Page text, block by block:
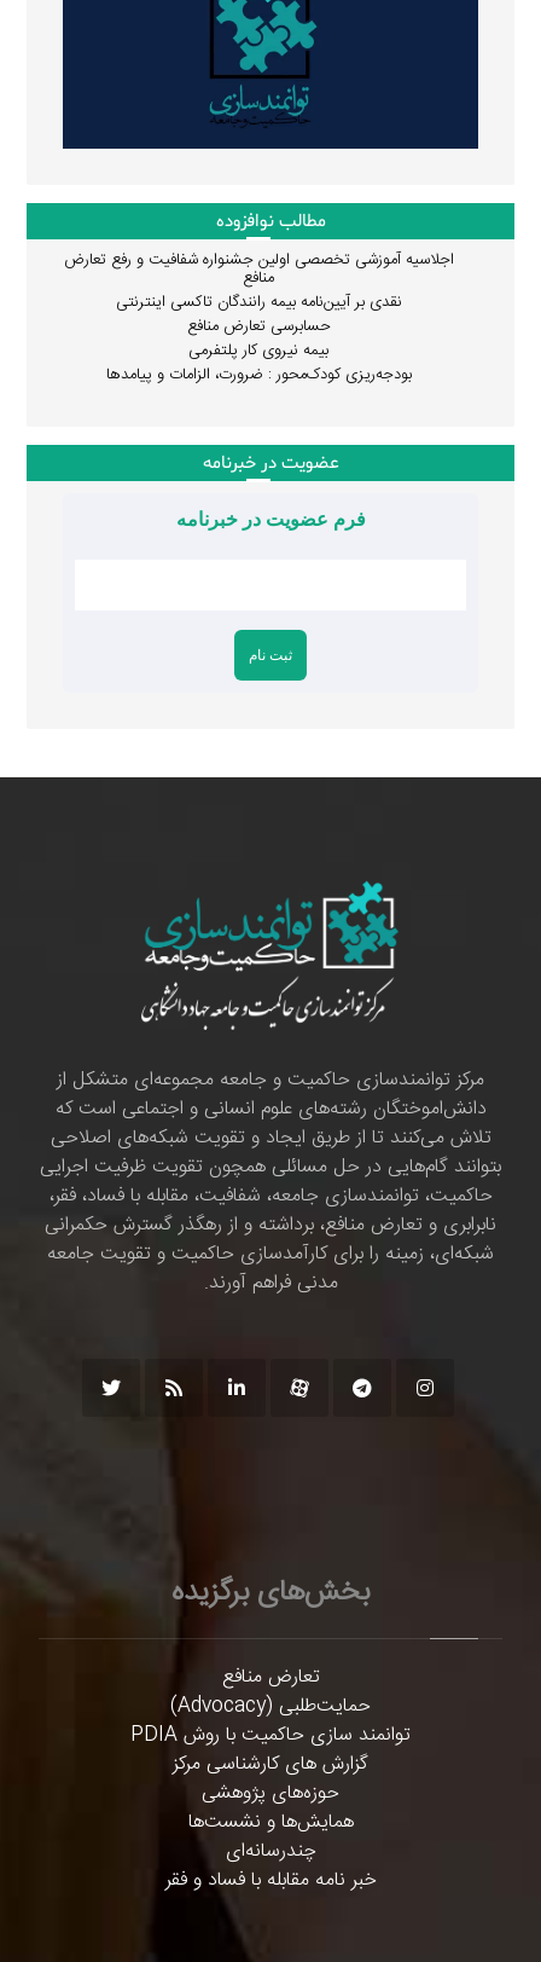
مطالب نوافزوده
اجلاسیه آموزشی تخصصی اولین جشنواره شفافیت و رفع تعارض
منافع
نقدی بر آیین‌نامه بیمه رانندگان تاکسی اینترنتی
حسابرسی تعارض منافع
بیمه نیروی کار پلتفرمی
بودجه‌ریزی کودک‌محور : ضرورت، الزامات و پیامدها
عضویت در خبرنامه
فرم عضویت در خبرنامه
مرکز توانمندسازی حاکمیت و جامعه مجموعه‌ای متشکل از
دانش‌اموختگان رشته‌های علوم انسانی و اجتماعی است که
تلاش می‌کنند تا از طریق ایجاد و تقویت شبکه‌های اصلاحی
بتوانند گام‌هایی در حل مسائلی همچون تقویت ظرفیت اجرایی
حاکمیت، توانمندسازی جامعه، شفافیت، مقابله با فساد، فقر،
نابرابری و تعارض منافع، برداشته و از رهگذر گسترش حکمرانی
شبکه‌ای، زمینه را برای کارآمدسازی حاکمیت و تقویت جامعه
مدنی فراهم آورند.
بخش‌های برگزیده
تعارض منافع
حمایت‌طلبی (Advocacy)
توانمند سازی حاکمیت با روش PDIA
گزارش های کارشناسی مرکز
حوزه‌های پژوهشی
همایش‌ها و نشست‌ها
چندرسانه‌ای
خبر نامه مقابله با فساد و فقر